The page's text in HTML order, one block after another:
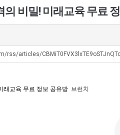
의 비밀! 미래교육 무료
rss/articles/
래교육 무료 정보 공유방 브런치